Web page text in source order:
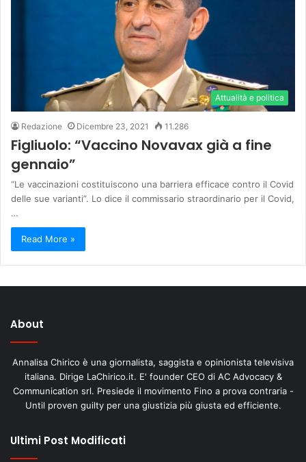
Attualità e politica
Redazione Dicembre 23, 2021 11.286
Figliuolo: “Vaccino Novavax già a fine
gennaio”
“Le vaccinazioni costituiscono una barriera efficace contro il Covid
delle sue varianti”. Lo dice il commissario straordinario per il Covid,
…
Read More »
About
Annalisa Chirico è una giornalista, saggista e opinionista televisiva
italiana. Dirige LaChirico.it. E' founder CEO di AC Advocacy &
Communication srl. Presiede il movimento Fino a prova contraria -
Until proven guilty per una giustizia più giusta ed efficiente.
Ultimi Post Modificati